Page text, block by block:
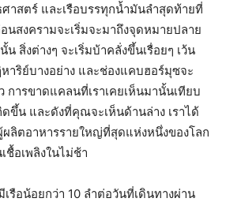
ศาสตร์ และเรือบรรทุกน้ำมันลำสุดท้ายที่
นสงครามจะเริ่มจะมาถึงจุดหมายปลาย
สิ่งต่างๆ จะเริ่มบ้าคลั่งขึ้นเรื่อยๆ เว้น
าริย์บางอย่าง และช่องแคบฮอร์มุซจะ
การขาดแคลนที่เราเคยเห็นมานั้นเทียบ
ดขึ้น และดังที่คุณจะเห็นด้านล่าง เราได้
ผลิตอาหารรายใหญ่ที่สุดแห่งหนึ่งของโลก
ชื้อเพลิงในไม่ช้า
เรือน้อยกว่า 10 ลำต่อวันที่เดินทางผ่าน